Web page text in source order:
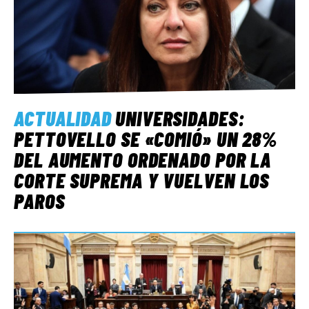
ACTUALIDADUNIVERSIDADES:
PETTOVELLO SE «COMIÓ» UN 28%
DEL AUMENTO ORDENADO POR LA
CORTE SUPREMA Y VUELVEN LOS
PAROS